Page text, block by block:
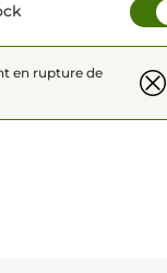
en rupture de